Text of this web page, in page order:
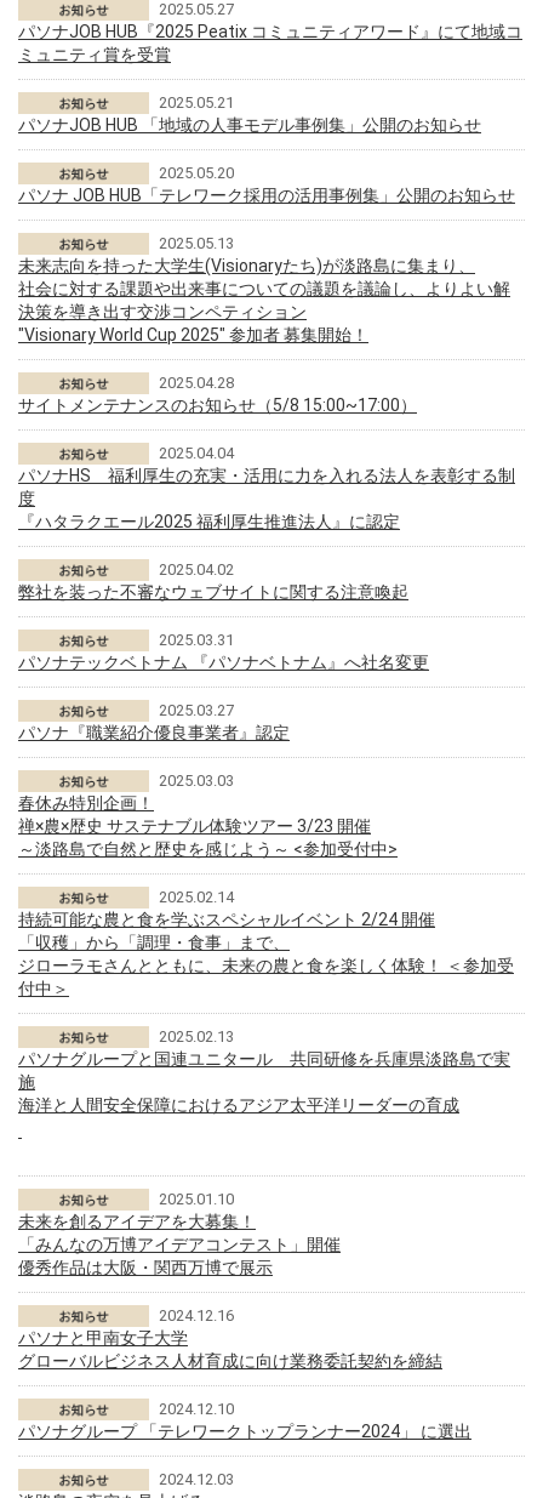
2025.05.27
パソナJOB HUB『2025 Peatix コミュニティアワード』にて地域コ
ミュニティ賞を受賞
2025.05.21
パソナJOB HUB 「地域の人事モデル事例集」公開のお知らせ
2025.05.20
パソナ JOB HUB「テレワーク採用の活用事例集」公開のお知らせ
2025.05.13
未来志向を持った大学生(Visionaryたち)が淡路島に集まり、
社会に対する課題や出来事についての議題を議論し、よりよい解
決策を導き出す交渉コンペティション
"Visionary World Cup 2025" 参加者 募集開始！
2025.04.28
サイトメンテナンスのお知らせ（5/8 15:00~17:00）
2025.04.04
パソナHS 福利厚生の充実・活用に力を入れる法人を表彰する制
度
『ハタラクエール2025 福利厚生推進法人』に認定
2025.04.02
弊社を装った不審なウェブサイトに関する注意喚起
2025.03.31
パソナテックベトナム 『パソナベトナム』へ社名変更
2025.03.27
パソナ『職業紹介優良事業者』認定
2025.03.03
春休み特別企画！
禅×農×歴史 サステナブル体験ツアー 3/23 開催
～淡路島で自然と歴史を感じよう～ <参加受付中>
2025.02.14
持続可能な農と食を学ぶスペシャルイベント 2/24 開催
「収穫」から「調理・食事」まで、
ジローラモさんとともに、未来の農と食を楽しく体験！ ＜参加受
付中＞
2025.02.13
パソナグループと国連ユニタール 共同研修を兵庫県淡路島で実
施
海洋と人間安全保障におけるアジア太平洋リーダーの育成
2025.01.10
未来を創るアイデアを大募集！
「みんなの万博アイデアコンテスト」開催
優秀作品は大阪・関西万博で展示
2024.12.16
パソナと甲南女子大学
グローバルビジネス人材育成に向け業務委託契約を締結
2024.12.10
パソナグループ 「テレワークトップランナー2024」 に選出
2024.12.03